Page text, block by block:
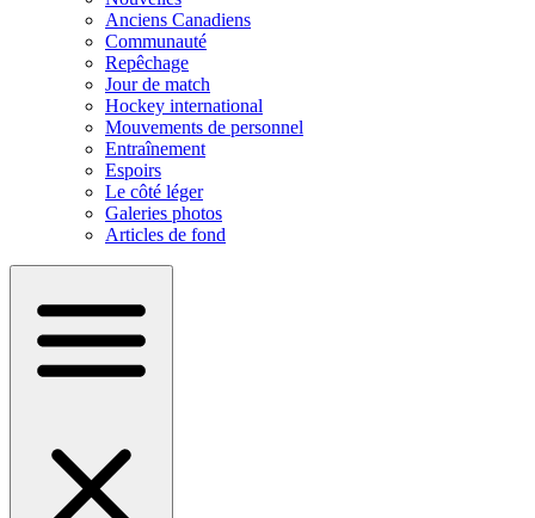
Anciens Canadiens
Communauté
Repêchage
Jour de match
Hockey international
Mouvements de personnel
Entraînement
Espoirs
Le côté léger
Galeries photos
Articles de fond